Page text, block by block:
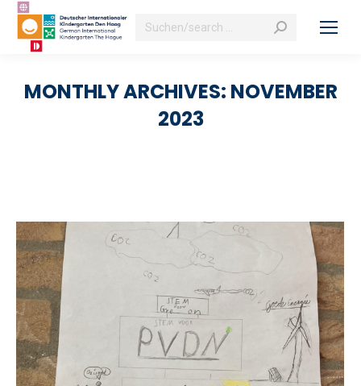
Search:
MONTHLY ARCHIVES: NOVEMBER
2023